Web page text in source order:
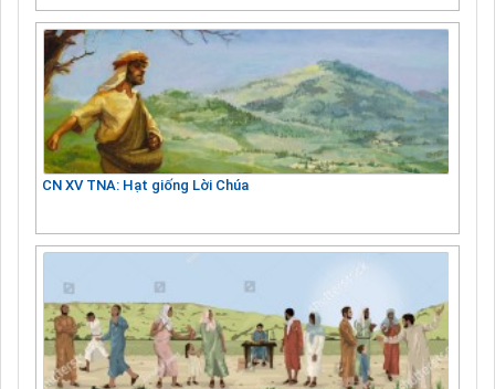
CN XV TNA: Hạt giống Lời Chúa